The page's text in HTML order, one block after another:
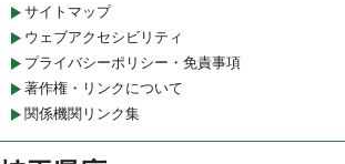
サイトマップ
ウェブアクセシビリティ
プライバシーポリシー・免責事項
著作権・リンクについて
関係機関リンク集